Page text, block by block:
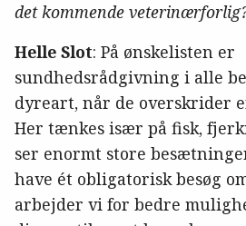
det kommende
Helle Slot: På ønskelisten er
sundhedsrådgivning i alle
dyreart, når de overskrider
Her tænkes især på fisk,
ser enormt store
have ét obligatorisk besøg
arbejder vi for bedre